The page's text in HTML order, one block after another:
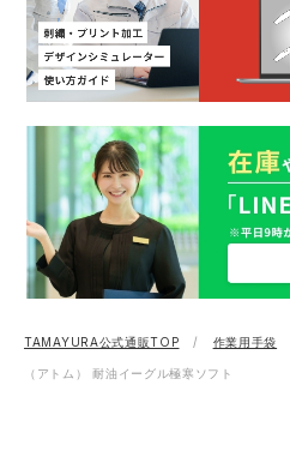
TAMAYURA公式通販TOP 作業用手袋
（アトム） 耐油イーグル極寒ソフト